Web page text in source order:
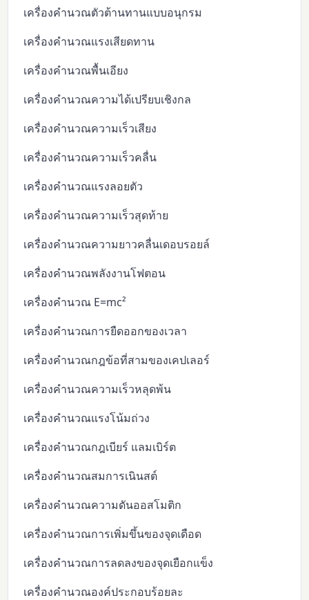
เครื่องคำนวณตัวต้านทานแบบอนุกรม
เครื่องคำนวณแรงเสียดทาน
เครื่องคำนวณพื้นเอียง
เครื่องคำนวณความได้เปรียบเชิงกล
เครื่องคำนวณความเร็วเสียง
เครื่องคำนวณความเร็วคลื่น
เครื่องคำนวณแรงลอยตัว
เครื่องคำนวณความเร็วสุดท้าย
เครื่องคำนวณความยาวคลื่นเดอบรอยล์
เครื่องคำนวณพลังงานโฟตอน
เครื่องคำนวณ E=mc²
เครื่องคำนวณการยืดออกของเวลา
เครื่องคำนวณกฎข้อที่สามของเคปเลอร์
เครื่องคำนวณความเร็วหลุดพ้น
เครื่องคำนวณแรงโน้มถ่วง
เครื่องคำนวณกฎเบียร์ แลมเบิร์ต
เครื่องคำนวณสมการเนินสต์
เครื่องคำนวณความดันออสโมติก
เครื่องคำนวณการเพิ่มขึ้นของจุดเดือด
เครื่องคำนวณการลดลงของจุดเยือกแข็ง
เครื่องคำนวณองค์ประกอบร้อยละ